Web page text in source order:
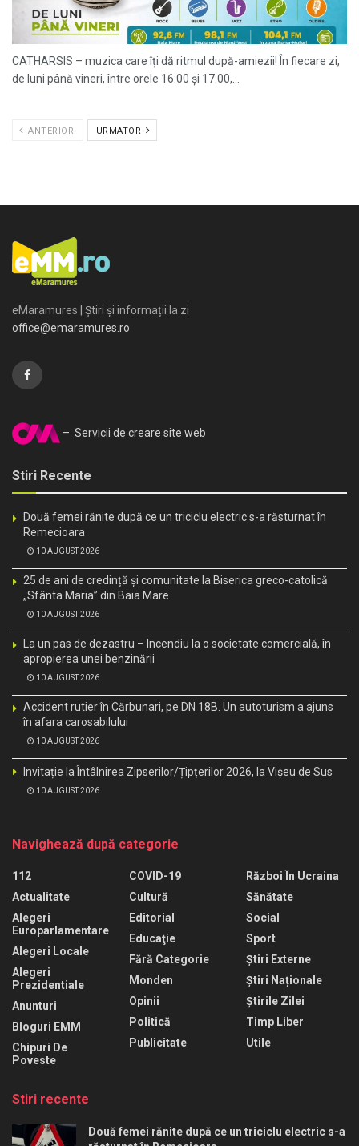
CATHARSIS – muzica care îți dă ritmul după-amiezii! În fiecare zi,
de luni până vineri, între orele 16:00 și 17:00,...
ANTERIOR URMATOR
eMaramures | Știri și informații la zi
office@emaramures.ro
– Servicii de creare site web
Stiri Recente
Două femei rănite după ce un triciclu electric s-a răsturnat în
Remecioara
10 AUGUST 2026
25 de ani de credință și comunitate la Biserica greco-catolică
„Sfânta Maria” din Baia Mare
10 AUGUST 2026
La un pas de dezastru – Incendiu la o societate comercială, în
apropierea unei benzinării
10 AUGUST 2026
Accident rutier în Cărbunari, pe DN 18B. Un autoturism a ajuns
în afara carosabilului
10 AUGUST 2026
Invitație la Întâlnirea Zipserilor/Țipțerilor 2026, la Vișeu de Sus
10 AUGUST 2026
Navighează după categorie
112
Actualitate
Alegeri
Europarlamentare
Alegeri Locale
Alegeri
Prezidentiale
Anunturi
Bloguri EMM
Chipuri De
Poveste
COVID-19
Cultură
Editorial
Educaţie
Fără Categorie
Monden
Opinii
Politică
Publicitate
Război În Ucraina
Sănătate
Social
Sport
Știri Externe
Știri Naționale
Știrile Zilei
Timp Liber
Utile
Stiri recente
Două femei rănite după ce un triciclu electric s-a